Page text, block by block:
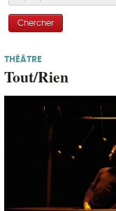
Chercher
THÉÂTRE
Tout/Rien